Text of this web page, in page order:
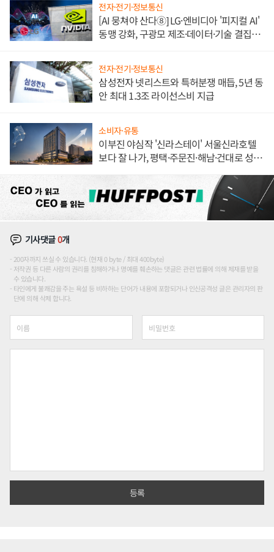
전자·전기·정보통신
[AI 뭉쳐야 산다⑧] LG·엔비디아 '피지컬 AI'
동맹 강화, 구광모 제조·데이터·기술 결집
전자·전기·정보통신
삼성전자 넷리스트와 특허분쟁 매듭, 5년 동
안 최대 1.3조 라이선스비 지급
소비자·유통
이부진 야심작 '신라스테이' 서울신라호텔
보다 잘 나가, 평택·주문진·해남·건대로 성
기사댓글0개
200자까지 쓰실 수 있습니다. (현재 0 byte / 최대 400byte)
저작권 등 다른 사람의 권리를 침해하거나 명예를 훼손하는 댓글은 관련 법률에 의해 제재를 받을
수 있습니다.
타인에게 불쾌감을 주는 욕설 등 비하하는 단어가 내용에 포함되거나 인신공격성 글은 관리자의 판
단에 의해 삭제 합니다.